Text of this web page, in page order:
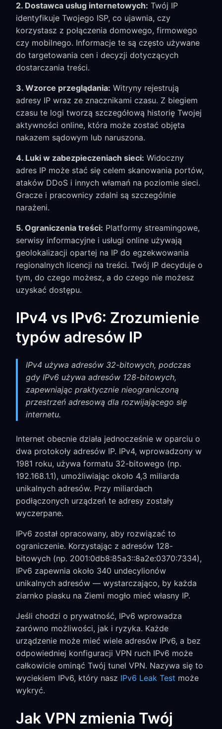
2. Dostawca usług internetowych: Twój IP
identyfikuje Twojego ISP, co ujawnia, czy
korzystasz z połączenia domowego, firmowego
czy mobilnego. Informacje te są często używane
do targetowania cen i decyzji dotyczących
dostarczania treści.
3. Wzorce przeglądania: Witryny rejestrują
adresy IP wraz ze znacznikami czasu. Z biegiem
czasu te logi tworzą szczegółową historię Twojej
aktywności online, która może zostać objęta
nakazem sądowym lub naruszona.
4. Luki w zabezpieczeniach sieci: Widoczny
adres IP może stać się celem skanowania portów,
ataków DDoS i innych włamań na poziomie sieci.
Gracze i pracownicy zdalni są szczególnie
narażeni.
5. Ograniczenia treści: Platformy streamingowe,
serwisy informacyjne i usługi online używają
geolokalizacji opartej na IP do egzekwowania
regionalnych licencji na treści. Twój IP decyduje o
tym, do czego możesz, a do czego nie możesz
uzyskać dostępu.
IPv4 vs IPv6: Zrozumienie
typów adresów IP
IPv4 używa adresów 32-bitowych, podczas
gdy IPv6 używa adresów 128-bitowych,
zapewniając praktycznie nieograniczoną
przestrzeń adresową dla rozwijającego się
internetu.
Internet obecnie działa jednocześnie w oparciu o
dwa protokoły adresów IP. IPv4, wprowadzony w
1981 roku, używa formatu 32-bitowego (np.
192.168.1.1), umożliwiając około 4,3 miliarda
unikalnych adresów. Przy miliardach
podłączonych urządzeń te adresy zostały
wyczerpane.
IPv6 został opracowany, aby rozwiązać to
ograniczenie. Korzystając z adresów 128-
bitowych (np. 2001:0db8:85a3::8a2e:0370:7334),
IPv6 zapewnia około 340 undecylionów
unikalnych adresów — wystarczająco, by każda
ziarnko piasku na Ziemi mogło mieć własny IP.
Jeśli chodzi o prywatność, IPv6 wprowadza
zarówno możliwości, jak i ryzyka. Każde
urządzenie może mieć wiele adresów IPv6, a bez
odpowiedniej konfiguracji VPN ruch IPv6 może
całkowicie ominąć Twój tunel VPN. Nazywa się to
wyciekiem IPv6, który nasz IPv6 Leak Test może
wykryć.
Jak VPN zmienia Twój